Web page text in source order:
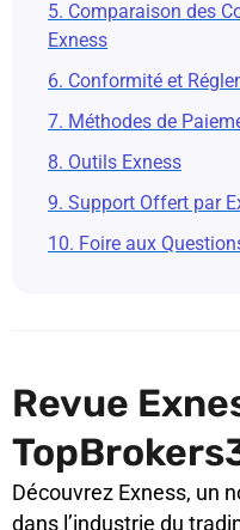
5. Comparaison des
Exness
6. Conformité et
7. Méthodes de
8. Outils Exness
9. Support Offert par
10. Foire aux
Revue
Découvrez Exness, un
dans l’industrie du